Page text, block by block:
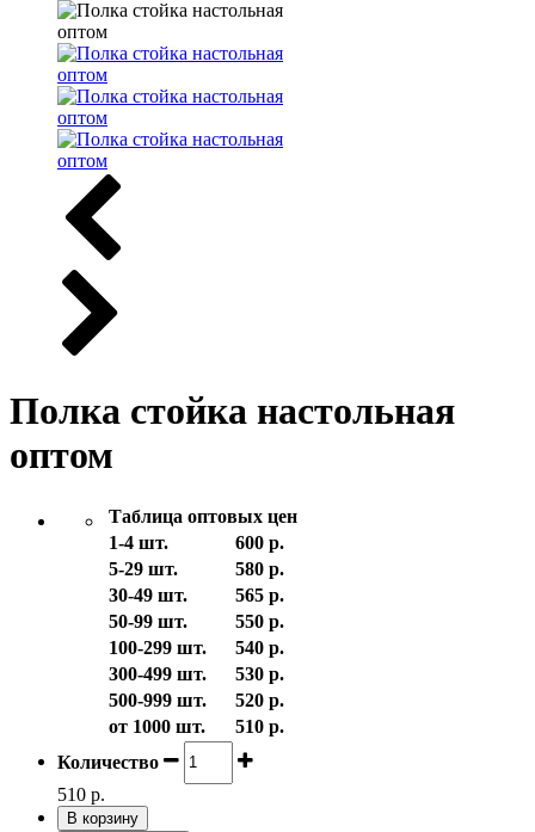
Полка стойка настольная
оптом
Таблица оптовых цен
1-4 шт.
600 р.
5-29 шт.
580 р.
30-49 шт.
565 р.
50-99 шт.
550 р.
100-299 шт.
540 р.
300-499 шт.
530 р.
500-999 шт.
520 р.
от 1000 шт.
510 р.
Количество
510 р.
В корзину